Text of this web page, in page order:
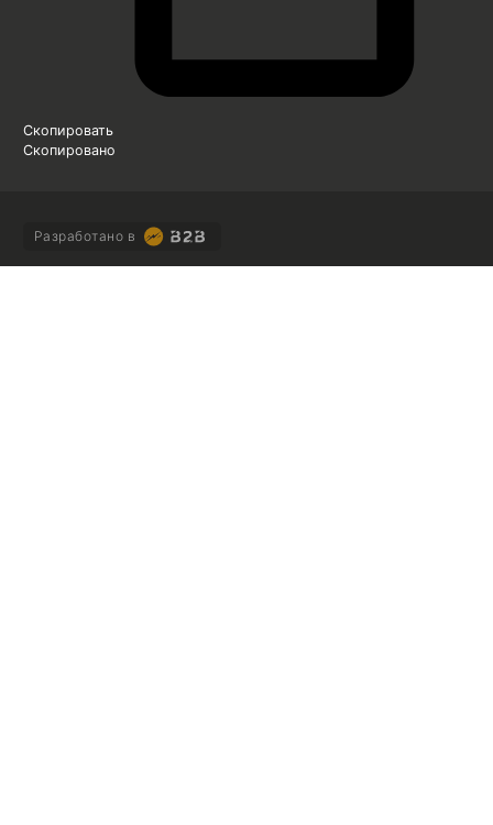
Скопировать
Скопировано
Разработано в